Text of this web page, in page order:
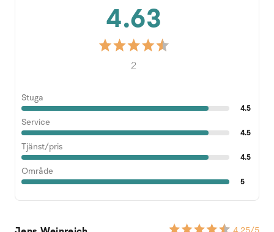
4.63
2
Stuga
4.5
Service
4.5
Tjänst/pris
4.5
Område
5